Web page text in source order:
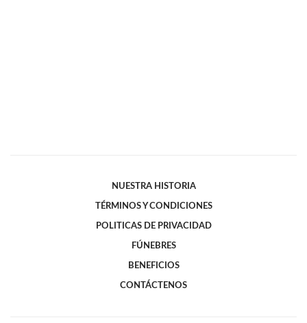
NUESTRA HISTORIA
TÉRMINOS Y CONDICIONES
POLITICAS DE PRIVACIDAD
FÚNEBRES
BENEFICIOS
CONTÁCTENOS